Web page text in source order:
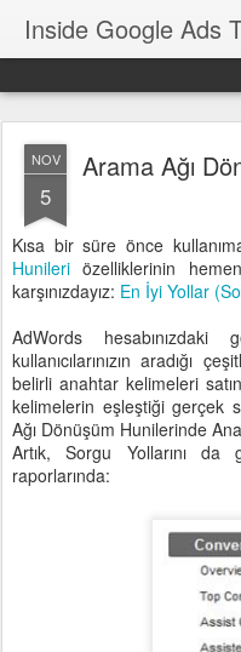
Inside Google Ads
NOV
5
Arama Ağı
Kısa bir süre önce
Hunileri özelliklerinin
karşınızdayız: En İyi Yollar
AdWords
kullanıcılarınızın aradığı
belirli anahtar kelimeleri
kelimelerin eşleştiği gerçek
Ağı Dönüşüm Hunilerinde
Artık, Sorgu Yollarını
raporlarında: